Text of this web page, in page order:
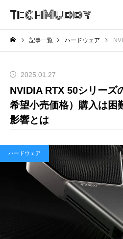
TechMuddy
記事一覧 ハードウェア NVIDIA
2025.01.27
NVIDIA RTX 50シリーズ
希望小売価格）購入は困
影響とは
ハードウェア